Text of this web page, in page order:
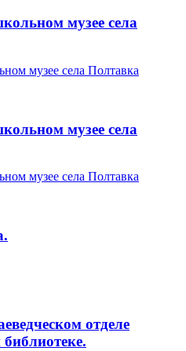
музее села
музее села
отделе